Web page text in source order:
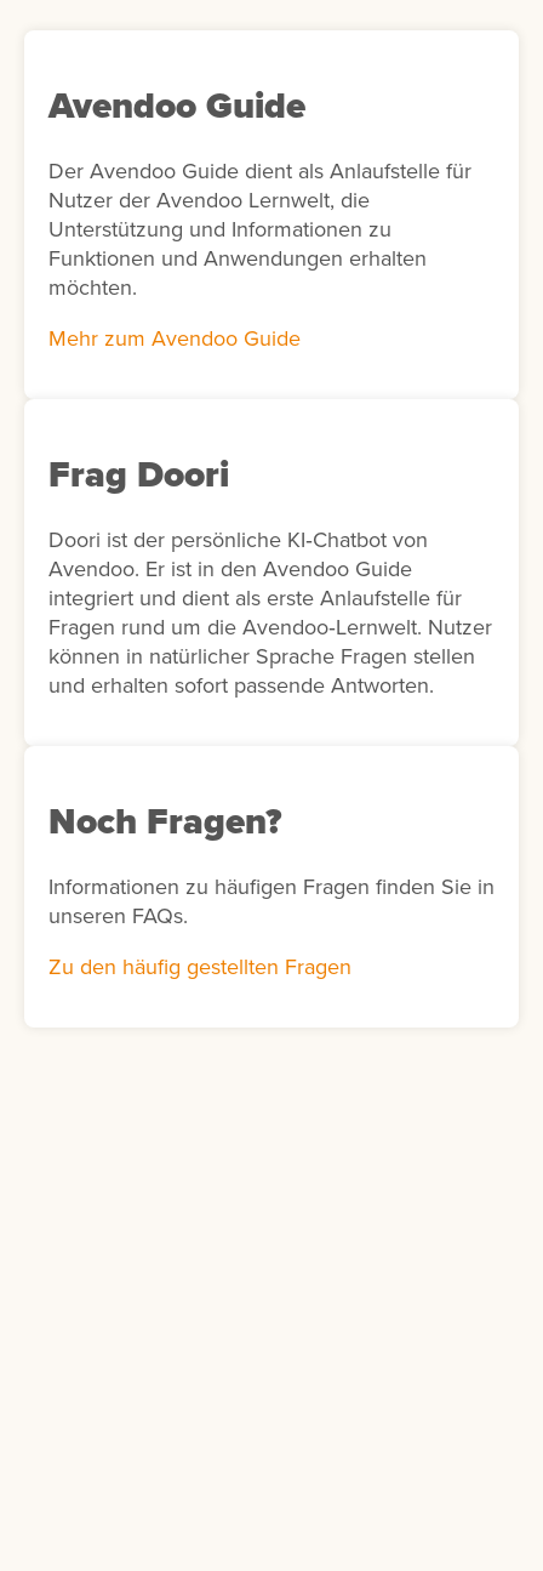
Avendoo Guide
Der Avendoo Guide dient als Anlaufstelle für
Nutzer der Avendoo Lernwelt, die
Unterstützung und Informationen zu
Funktionen und Anwendungen erhalten
möchten.
Mehr zum Avendoo Guide
Frag Doori
Doori ist der persönliche KI‑Chatbot von
Avendoo. Er ist in den Avendoo Guide
integriert und dient als erste Anlaufstelle für
Fragen rund um die Avendoo‑Lernwelt. Nutzer
können in natürlicher Sprache Fragen stellen
und erhalten sofort passende Antworten.
Noch Fragen?
Informationen zu häufigen Fragen finden Sie in
unseren FAQs.
Zu den häufig gestellten Fragen